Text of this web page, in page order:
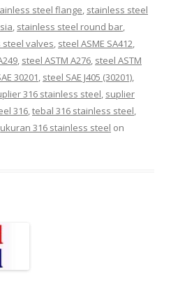
steel flange, stainless steel
, stainless steel round bar,
steel valves, steel ASME SA412,
, steel ASTM A276, steel ASTM
30201, steel SAE J405 (30201),
316 stainless steel, suplier
316,tebal 316 stainless steel,
ukuran 316 stainless steel on